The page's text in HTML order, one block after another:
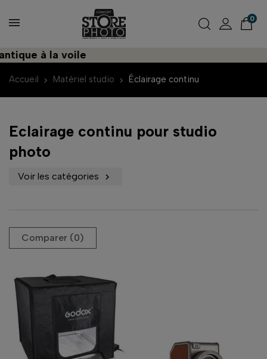
0
à la voile
Accueil Matériel studio Éclairage continu
Eclairage continu pour studio
photo
Voir les catégories 
Comparer (0)‎